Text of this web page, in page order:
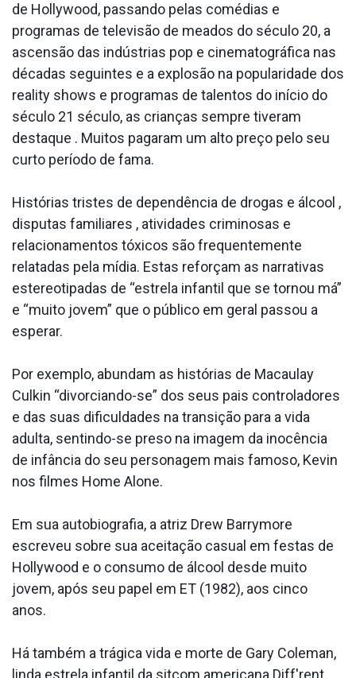
de Hollywood, passando pelas comédias e
programas de televisão de meados do século 20, a
ascensão das indústrias pop e cinematográfica nas
décadas seguintes e a explosão na popularidade dos
reality shows e programas de talentos do início do
século 21 século, as crianças sempre tiveram
destaque . Muitos pagaram um alto preço pelo seu
curto período de fama.
Histórias tristes de dependência de drogas e álcool ,
disputas familiares , atividades criminosas e
relacionamentos tóxicos são frequentemente
relatadas pela mídia. Estas reforçam as narrativas
estereotipadas de “estrela infantil que se tornou má”
e “muito jovem” que o público em geral passou a
esperar.
Por exemplo, abundam as histórias de Macaulay
Culkin “divorciando-se” dos seus pais controladores
e das suas dificuldades na transição para a vida
adulta, sentindo-se preso na imagem da inocência
de infância do seu personagem mais famoso, Kevin
nos filmes Home Alone.
Em sua autobiografia, a atriz Drew Barrymore
escreveu sobre sua aceitação casual em festas de
Hollywood e o consumo de álcool desde muito
jovem, após seu papel em ET (1982), aos cinco
anos.
Há também a trágica vida e morte de Gary Coleman,
linda estrela infantil da sitcom americana Diff'rent